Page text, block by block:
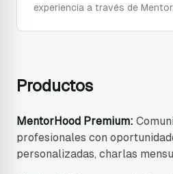
experiencia a través de
Productos
MentorHood Premium:
profesionales con
personalizadas, charlas